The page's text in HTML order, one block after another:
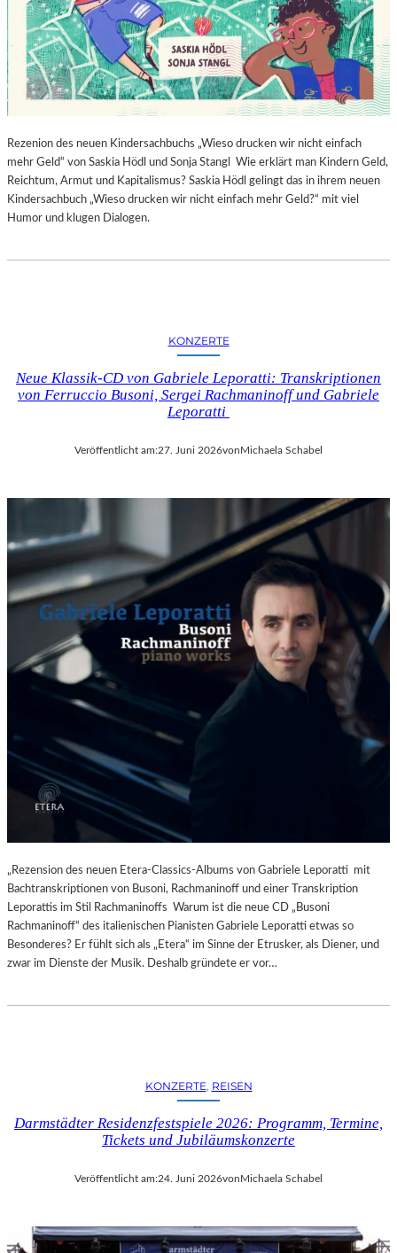
Rezenion des neuen Kindersachbuchs „Wieso drucken wir nicht einfach
mehr Geld“ von Saskia Hödl und Sonja Stangl Wie erklärt man Kindern Geld,
Reichtum, Armut und Kapitalismus? Saskia Hödl gelingt das in ihrem neuen
Kindersachbuch „Wieso drucken wir nicht einfach mehr Geld?“ mit viel
Humor und klugen Dialogen.
KONZERTE
Neue Klassik-CD von Gabriele Leporatti: Transkriptionen
von Ferruccio Busoni, Sergei Rachmaninoff und Gabriele
Leporatti
Veröffentlicht am:27. Juni 2026vonMichaela Schabel
„Rezension des neuen Etera-Classics-Albums von Gabriele Leporatti mit
Bachtranskriptionen von Busoni, Rachmaninoff und einer Transkription
Leporattis im Stil Rachmaninoffs Warum ist die neue CD „Busoni
Rachmaninoff“ des italienischen Pianisten Gabriele Leporatti etwas so
Besonderes? Er fühlt sich als „Etera“ im Sinne der Etrusker, als Diener, und
zwar im Dienste der Musik. Deshalb gründete er vor…
KONZERTE, REISEN
Darmstädter Residenzfestspiele 2026: Programm, Termine,
Tickets und Jubiläumskonzerte
Veröffentlicht am:24. Juni 2026vonMichaela Schabel